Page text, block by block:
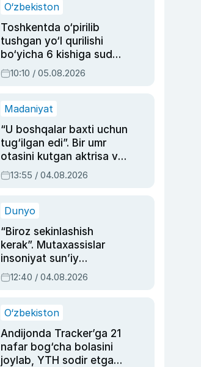
O‘zbekiston
Toshkentda o‘pirilib
tushgan yo‘l qurilishi
bo‘yicha 6 kishiga sud
hukmi o‘qildi
10:10 / 05.08.2026
Madaniyat
“U boshqalar baxti uchun
tug‘ilgan edi”. Bir umr
otasini kutgan aktrisa va
dublyaj ustasi Rimma
Ahmedovaning
13:55 / 04.08.2026
Dunyo
“Biroz sekinlashish
kerak”. Mutaxassislar
insoniyat sun’iy
intellektni boshqara
olmay qolishidan xavotir
12:40 / 04.08.2026
O‘zbekiston
Andijonda Tracker’ga 21
nafar bog‘cha bolasini
joylab, YTH sodir etgan